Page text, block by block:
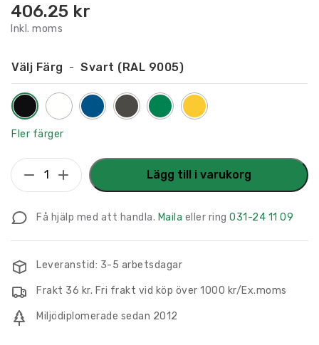
406.25 kr
Inkl. moms
Välj Färg Svart (RAL 9005)
Fler färger
Flaggskylt
Reception
150
x
150
mängd
Lägg till i varukorg
Få hjälp med att handla. Maila eller ring 031-24 11 09
Leveranstid: 3-5 arbetsdagar
Frakt 36 kr. Fri frakt vid köp över 1000 kr/Ex.moms
Miljödiplomerade sedan 2012